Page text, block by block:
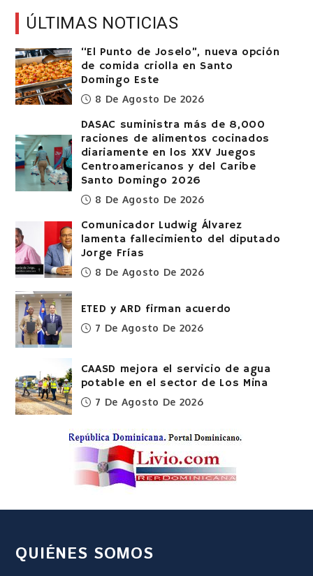
ÚLTIMAS NOTICIAS
“El Punto de Joselo”, nueva opción
de comida criolla en Santo
Domingo Este
8 De Agosto De 2026
DASAC suministra más de 8,000
raciones de alimentos cocinados
diariamente en los XXV Juegos
Centroamericanos y del Caribe
Santo Domingo 2026
8 De Agosto De 2026
Comunicador Ludwig Álvarez
lamenta fallecimiento del diputado
Jorge Frías
8 De Agosto De 2026
ETED y ARD firman acuerdo
7 De Agosto De 2026
CAASD mejora el servicio de agua
potable en el sector de Los Mina
7 De Agosto De 2026
QUIÉNES SOMOS